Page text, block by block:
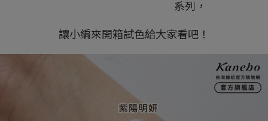
系列，
讓小編來開箱試色給大家看吧！